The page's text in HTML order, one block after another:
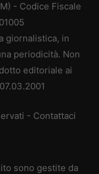
- Codice Fiscale
giornalistica, in
periodicità. Non
editoriale ai
- Contattaci
sono gestite da